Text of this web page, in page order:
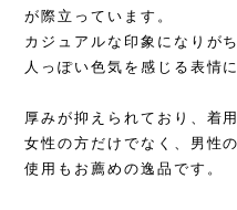
が際立っています。
カジュアルな印象になりが
人っぽい色気を感じる表情に
厚みが抑えられており、着
女性の方だけでなく、男性
使用もお薦めの逸品です。